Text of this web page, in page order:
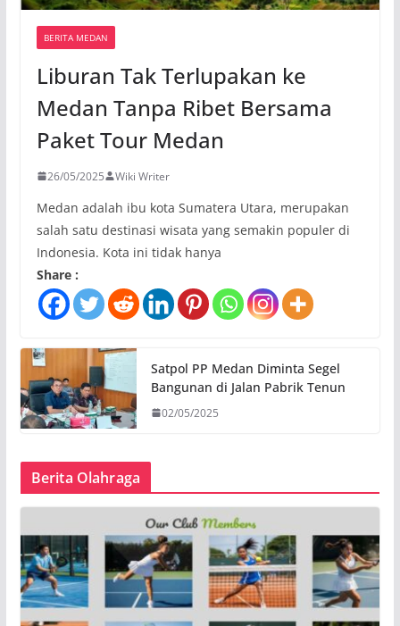
BERITA MEDAN
Liburan Tak Terlupakan ke
Medan Tanpa Ribet Bersama
Paket Tour Medan
26/05/2025 Wiki Writer
Medan adalah ibu kota Sumatera Utara, merupakan
salah satu destinasi wisata yang semakin populer di
Indonesia. Kota ini tidak hanya
Share :
Satpol PP Medan Diminta Segel
Bangunan di Jalan Pabrik Tenun
02/05/2025
Berita Olahraga